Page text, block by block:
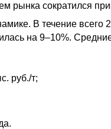
рынка сократился
В течение всего
на 9–10%.
руб./т;